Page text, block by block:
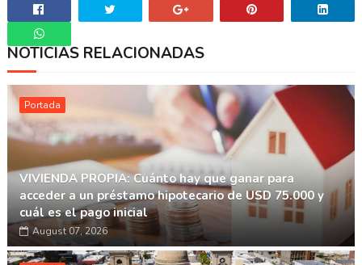
Whatsapp
NOTICIAS RELACIONADAS
Portada
VIVIENDA PROPIA: Cuánto hay que ganar para
acceder a un préstamo hipotecario de USD 75.000 y
cuál es el pago inicial
August 07, 2026